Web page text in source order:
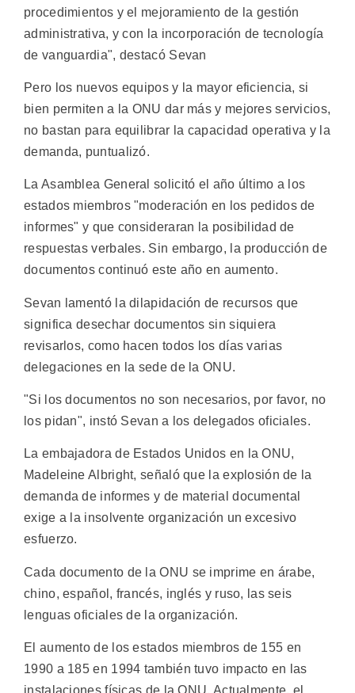
procedimientos y el mejoramiento de la gestión
administrativa, y con la incorporación de tecnología
de vanguardia", destacó Sevan
Pero los nuevos equipos y la mayor eficiencia, si
bien permiten a la ONU dar más y mejores servicios,
no bastan para equilibrar la capacidad operativa y la
demanda, puntualizó.
La Asamblea General solicitó el año último a los
estados miembros "moderación en los pedidos de
informes" y que consideraran la posibilidad de
respuestas verbales. Sin embargo, la producción de
documentos continuó este año en aumento.
Sevan lamentó la dilapidación de recursos que
significa desechar documentos sin siquiera
revisarlos, como hacen todos los días varias
delegaciones en la sede de la ONU.
"Si los documentos no son necesarios, por favor, no
los pidan", instó Sevan a los delegados oficiales.
La embajadora de Estados Unidos en la ONU,
Madeleine Albright, señaló que la explosión de la
demanda de informes y de material documental
exige a la insolvente organización un excesivo
esfuerzo.
Cada documento de la ONU se imprime en árabe,
chino, español, francés, inglés y ruso, las seis
lenguas oficiales de la organización.
El aumento de los estados miembros de 155 en
1990 a 185 en 1994 también tuvo impacto en las